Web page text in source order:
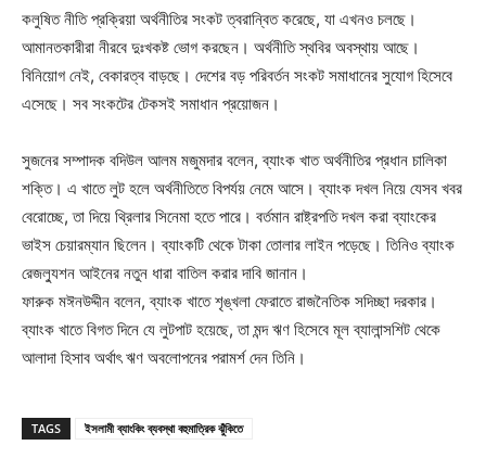
কলুষিত নীতি প্রক্রিয়া অর্থনীতির সংকট ত্বরান্বিত করেছে, যা এখনও চলছে।
আমানতকারীরা নীরবে দুঃখকষ্ট ভোগ করছেন। অর্থনীতি স্থবির অবস্থায় আছে।
বিনিয়োগ নেই, বেকারত্ব বাড়ছে। দেশের বড় পরিবর্তন সংকট সমাধানের সুযোগ হিসেবে
এসেছে। সব সংকটের টেকসই সমাধান প্রয়োজন।
সুজনের সম্পাদক বদিউল আলম মজুমদার বলেন, ব্যাংক খাত অর্থনীতির প্রধান চালিকা
শক্তি। এ খাতে লুট হলে অর্থনীতিতে বিপর্যয় নেমে আসে। ব্যাংক দখল নিয়ে যেসব খবর
বেরোচ্ছে, তা দিয়ে থ্রিলার সিনেমা হতে পারে। বর্তমান রাষ্ট্রপতি দখল করা ব্যাংকের
ভাইস চেয়ারম্যান ছিলেন। ব্যাংকটি থেকে টাকা তোলার লাইন পড়েছে। তিনিও ব্যাংক
রেজল্যুশন আইনের নতুন ধারা বাতিল করার দাবি জানান।
ফারুক মঈনউদ্দীন বলেন, ব্যাংক খাতে শৃঙ্খলা ফেরাতে রাজনৈতিক সদিচ্ছা দরকার।
ব্যাংক খাতে বিগত দিনে যে লুটপাট হয়েছে, তা মন্দ ঋণ হিসেবে মূল ব্যালান্সশিট থেকে
আলাদা হিসাব অর্থাৎ ঋণ অবলোপনের পরামর্শ দেন তিনি।
TAGS ইসলামী ব্যাংকিং ব্যবস্থা বহুমাত্রিক ঝুঁকিতে